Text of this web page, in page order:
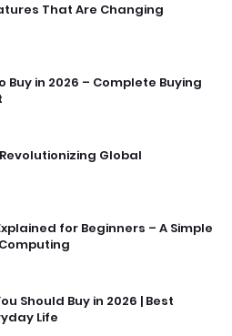
That Are Changing
Buy in 2026 – Complete Buying
Global
for Beginners – A Simple
Should Buy in 2026 | Best
Life